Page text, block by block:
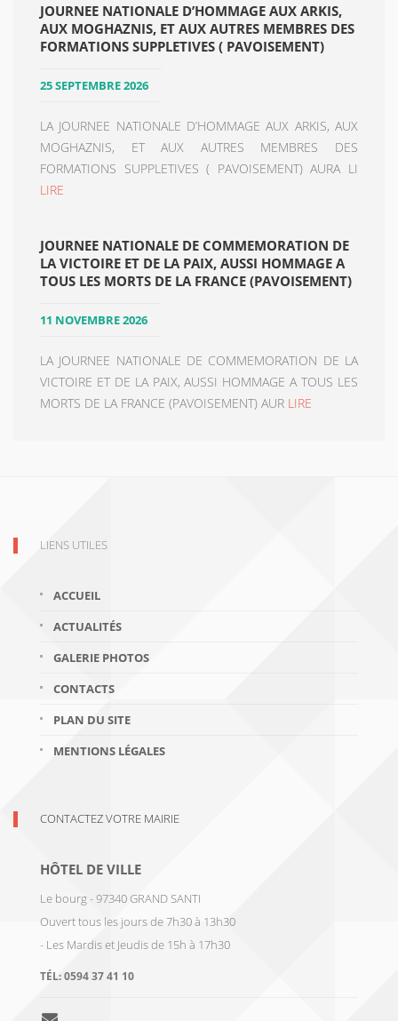
JOURNEE NATIONALE D’HOMMAGE AUX ARKIS,
AUX MOGHAZNIS, ET AUX AUTRES MEMBRES DES
FORMATIONS SUPPLETIVES ( PAVOISEMENT)
25 SEPTEMBRE 2026
LA JOURNEE NATIONALE D’HOMMAGE AUX ARKIS, AUX
MOGHAZNIS, ET AUX AUTRES MEMBRES DES
FORMATIONS SUPPLETIVES ( PAVOISEMENT) AURA LI
LIRE
JOURNEE NATIONALE DE COMMEMORATION DE
LA VICTOIRE ET DE LA PAIX, AUSSI HOMMAGE A
TOUS LES MORTS DE LA FRANCE (PAVOISEMENT)
11 NOVEMBRE 2026
LA JOURNEE NATIONALE DE COMMEMORATION DE LA
VICTOIRE ET DE LA PAIX, AUSSI HOMMAGE A TOUS LES
MORTS DE LA FRANCE (PAVOISEMENT) AUR LIRE
LIENS UTILES
ACCUEIL
ACTUALITÉS
GALERIE PHOTOS
CONTACTS
PLAN DU SITE
MENTIONS LÉGALES
CONTACTEZ VOTRE MAIRIE
HÔTEL DE VILLE
Le bourg - 97340 GRAND SANTI
Ouvert tous les jours de 7h30 à 13h30
- Les Mardis et Jeudis de 15h à 17h30
TÉL:0594 37 41 10